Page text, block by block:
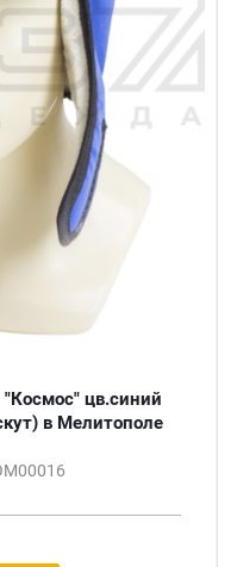
цв.синий
в Мелитополе